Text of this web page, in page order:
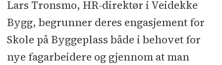
Lars Tronsmo, HR-direktør i Veidekke
Bygg, begrunner deres engasjement for
Skole på Byggeplass både i behovet for
nye fagarbeidere og gjennom at man